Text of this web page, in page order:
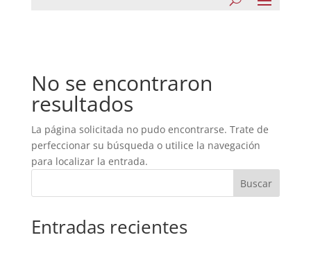
No se encontraron
resultados
La página solicitada no pudo encontrarse. Trate de
perfeccionar su búsqueda o utilice la navegación
para localizar la entrada.
Buscar
Entradas recientes